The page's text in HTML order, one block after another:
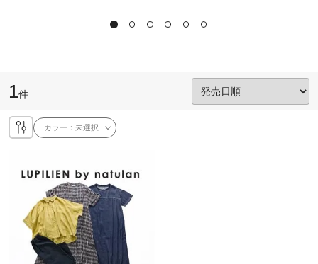
1件
カラー：未選択